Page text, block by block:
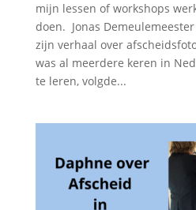
mijn lessen of workshops
doen. Jonas
zijn verhaal over
was al meerdere keren in
te leren, volgde...